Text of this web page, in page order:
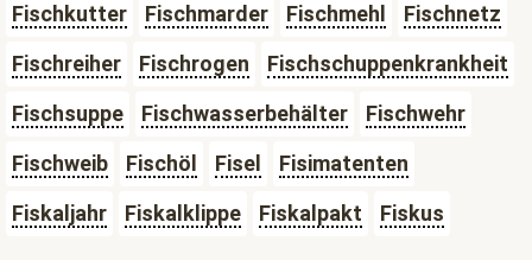
Fischkutter
Fischmarder Fischmehl
Fischnetz
Fischreiher
Fischrogen
Fischschuppenkrankheit
Fischsuppe
Fischwasserbehälter
Fischwehr
Fischweib
Fischöl Fisel
Fisimatenten
Fiskaljahr
Fiskalklippe Fiskalpakt Fiskus